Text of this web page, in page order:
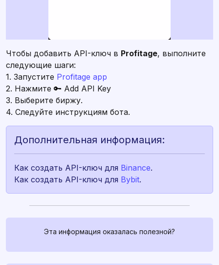
Чтобы добавить API-ключ в Profitage, выполните
следующие шаги:
1. Запустите
2. Нажмите
3. Выберите биржу.
4. Следуйте инструкциям бота.
Дополнительная информация:
Как создать API-ключ для Binance.
Как создать API-ключ для Bybit.
Эта информация оказалась полезной?
Если у вас есть какие-либо